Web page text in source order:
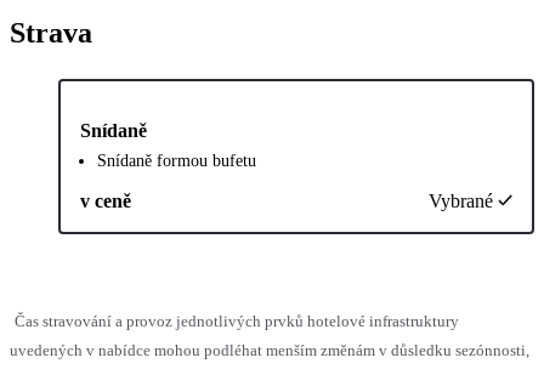
Strava
Snídaně
Snídaně formou bufetu
v ceně Vybrané
Čas stravování a provoz jednotlivých prvků hotelové infrastruktury
uvedených v nabídce mohou podléhat menším změnám v důsledku sezónnosti,